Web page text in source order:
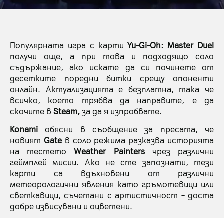
Популярната игра с картиYu-Gi-Oh: Master Duel
получи още, а при това и подходящо соло
съдържание, ако искате да си починете от
десетките поредни битки срещу опоненти
онлайн. Актуализацията е безплатна, така че
всичко, което трябва да направите, е да
скочите в Steam,за да я изпробвате.
Konami обясни в съобщение за пресата, че
новият Gateв соло режима разказва историята
на тестетоWeather Paintersчрез различни
геймплей мисии. Ако не сте запознати, тези
карти са вдъхновени от различни
метеорологични явления като гръмотевици или
светкавици, съчетани с артистичност – доста
добре извисувани и оцветени.